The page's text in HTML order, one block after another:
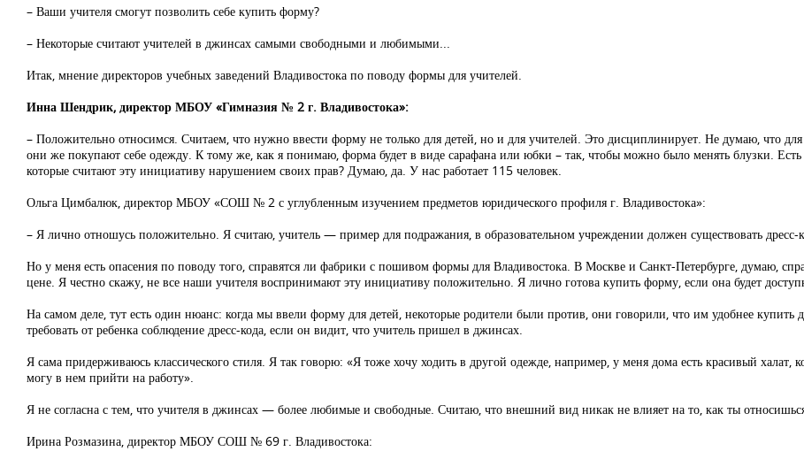
– Ваши учителя смогут позволить себе купить форму?
– Некоторые считают учителей в джинсах самыми свободными и любимыми...
Итак, мнение директоров учебных заведений Владивостока по поводу формы для учителей.
Инна Шендрик, директор МБОУ «Гимназия № 2 г. Владивостока»:
– Положительно относимся. Считаем, что нужно ввести форму не только для детей, но и для учителей. Это дисциплинирует. Не думаю, что
они же покупают себе одежду. К тому же, как я понимаю, форма будет в виде сарафана или юбки – так, чтобы можно было менять блузки.
которые считают эту инициативу нарушением своих прав? Думаю, да. У нас работает 115 человек.
Ольга Цимбалюк, директор МБОУ «СОШ № 2 с углубленным изучением предметов юридического профиля г. Владивостока»:
– Я лично отношусь положительно. Я считаю, учитель — пример для подражания, в образовательном учреждении должен существовать дресс-
Но у меня есть опасения по поводу того, справятся ли фабрики с пошивом формы для Владивостока. В Москве и Санкт-Петербурге, думаю,
цене. Я честно скажу, не все наши учителя воспринимают эту инициативу положительно. Я лично готова купить форму, если она будет
На самом деле, тут есть один нюанс: когда мы ввели форму для детей, некоторые родители были против, они говорили, что им удобнее
требовать от ребенка соблюдение дресс-кода, если он видит, что учитель пришел в джинсах.
Я сама придерживаюсь классического стиля. Я так говорю: «Я тоже хочу ходить в другой одежде, например, у меня дома есть красивый халат,
могу в нем прийти на работу».
Я не согласна с тем, что учителя в джинсах — более любимые и свободные. Считаю, что внешний вид никак не влияет на то, как ты
Ирина Розмазина, директор МБОУ СОШ № 69 г. Владивостока: